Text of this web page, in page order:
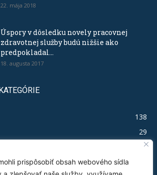
prispôsobiť obsah webového sídla
22. mája 2018
Úspory v dôsledku novely pracovnej
zdravotnej služby budú nižšie ako
predpokladal...
18. augusta 2017
138
29
19